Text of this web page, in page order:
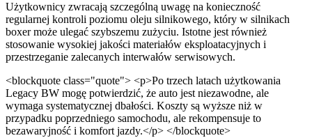
Użytkownicy zwracają szczególną uwagę na konieczność
regularnej kontroli poziomu oleju silnikowego, który w silnikach
boxer może ulegać szybszemu zużyciu. Istotne jest również
stosowanie wysokiej jakości materiałów eksploatacyjnych i
przestrzeganie zalecanych interwałów serwisowych.
<blockquote class="quote"> <p>Po trzech latach użytkowania
Legacy BW mogę potwierdzić, że auto jest niezawodne, ale
wymaga systematycznej dbałości. Koszty są wyższe niż w
przypadku poprzedniego samochodu, ale rekompensuje to
bezawaryjność i komfort jazdy.</p> </blockquote>